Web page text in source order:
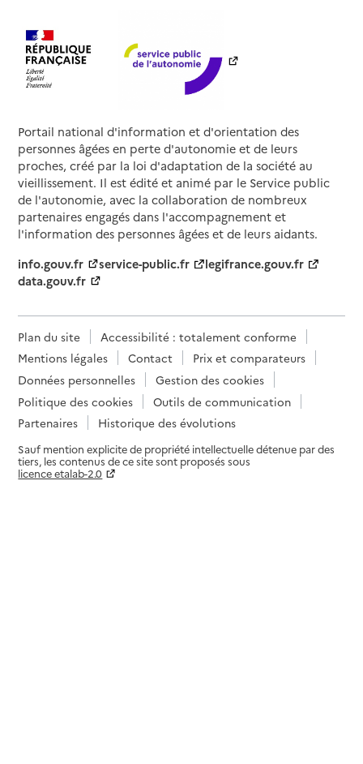
Portail national d'information et d'orientation des
personnes âgées en perte d'autonomie et de leurs
proches, créé par la loi d'adaptation de la société au
vieillissement. Il est édité et animé par le Service public
de l'autonomie, avec la collaboration de nombreux
partenaires engagés dans l'accompagnement et
l'information des personnes âgées et de leurs aidants.
info.gouv.fr
service-public.fr
legifrance.gouv.fr
data.gouv.fr
Plan du site
Accessibilité : totalement conforme
Mentions légales
Contact
Prix et comparateurs
Données personnelles
Gestion des cookies
Politique des cookies
Outils de communication
Partenaires
Historique des évolutions
Sauf mention explicite de propriété intellectuelle détenue par des
tiers, les contenus de ce site sont proposés sous
licence etalab-2.0